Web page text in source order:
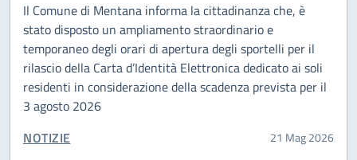
Il Comune di Mentana informa la cittadinanza che, è
stato disposto un ampliamento straordinario e
temporaneo degli orari di apertura degli sportelli per il
rilascio della Carta d’Identità Elettronica dedicato ai soli
residenti in considerazione della scadenza prevista per il
3 agosto 2026
CATEGORIA CORRELATA:
NOTIZIE 21 Mag 2026